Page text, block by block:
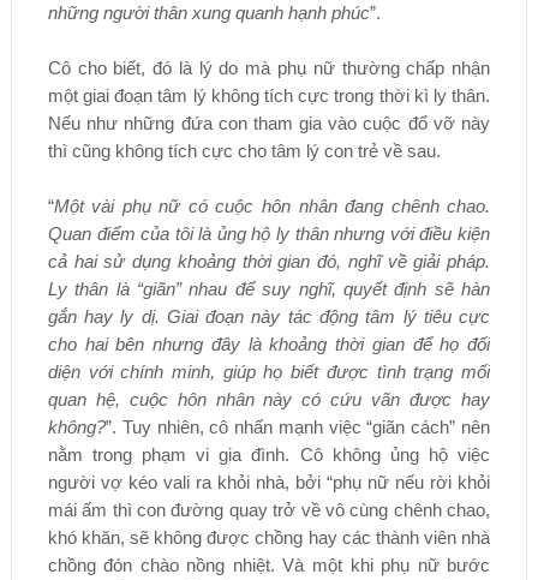
những người thân xung quanh hạnh phúc”.
Cô cho biết, đó là lý do mà phụ nữ thường chấp nhận
một giai đoạn tâm lý không tích cực trong thời kì ly thân.
Nếu như những đứa con tham gia vào cuộc đổ vỡ này
thì cũng không tích cực cho tâm lý con trẻ về sau.
“Một vài phụ nữ có cuộc hôn nhân đang chênh chao.
Quan điểm của tôi là ủng hộ ly thân nhưng với điều kiện
cả hai sử dụng khoảng thời gian đó, nghĩ về giải pháp.
Ly thân là “giãn” nhau để suy nghĩ, quyết định sẽ hàn
gắn hay ly dị. Giai đoạn này tác động tâm lý tiêu cực
cho hai bên nhưng đây là khoảng thời gian để họ đối
diện với chính minh, giúp họ biết được tình trạng mối
quan hệ, cuộc hôn nhân này có cứu vãn được hay
không?”. Tuy nhiên, cô nhấn mạnh việc “giãn cách” nên
nằm trong phạm vi gia đình. Cô không ủng hộ việc
người vợ kéo vali ra khỏi nhà, bởi “phụ nữ nếu rời khỏi
mái ấm thì con đường quay trở về vô cùng chênh chao,
khó khăn, sẽ không được chồng hay các thành viên nhà
chồng đón chào nồng nhiệt. Và một khi phụ nữ bước